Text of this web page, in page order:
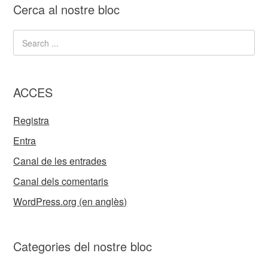
Cerca al nostre bloc
ACCES
Registra
Entra
Canal de les entrades
Canal dels comentaris
WordPress.org (en anglès)
Categories del nostre bloc